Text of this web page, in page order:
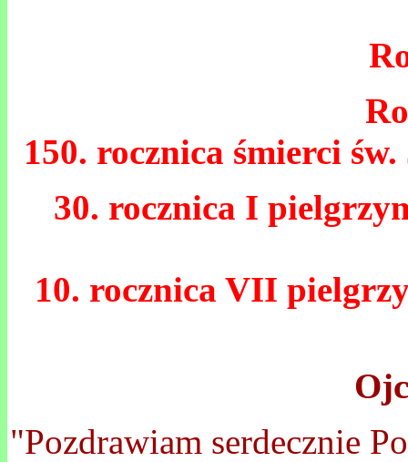
150. rocznica śmierci
30. rocznica I
10. rocznica VII
"Pozdrawiam serdecznie